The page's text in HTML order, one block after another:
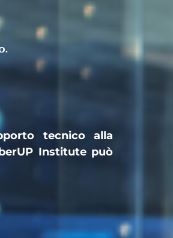
tecnico alla
Institute può